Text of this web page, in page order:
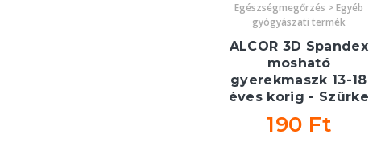
Egészségmegőrzés > Egyéb
gyógyászati termék
ALCOR 3D Spandex
mosható
gyerekmaszk 13-18
éves korig - Szürke
190 Ft